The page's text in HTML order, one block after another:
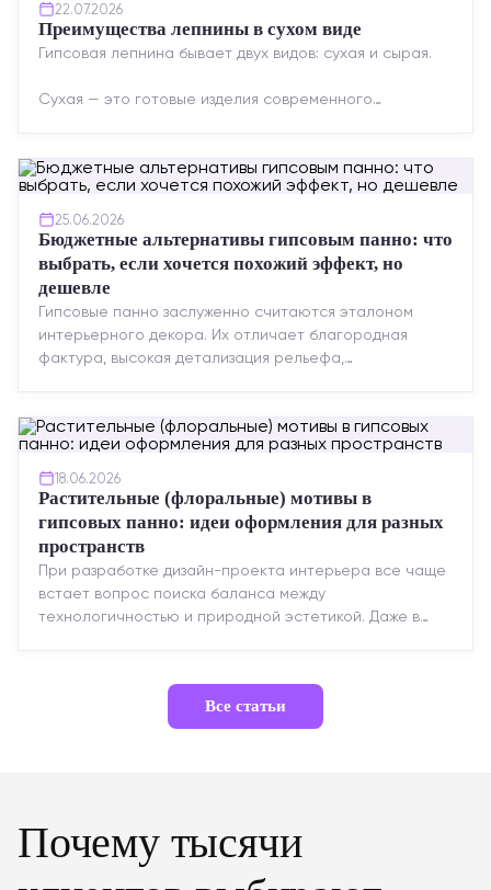
22.07.2026
Преимущества лепнины в сухом виде
Гипсовая лепнина бывает двух видов: сухая и сырая.
Сухая — это готовые изделия современного
25.06.2026
Бюджетные альтернативы гипсовым панно: что
выбрать, если хочется похожий эффект, но
дешевле
Гипсовые панно заслуженно считаются эталоном
интерьерного декора. Их отличает благородная
фактура, высокая детализация рельефа,
18.06.2026
Растительные (флоральные) мотивы в
гипсовых панно: идеи оформления для разных
пространств
При разработке дизайн-проекта интерьера все чаще
встает вопрос поиска баланса между
технологичностью и природной эстетикой. Даже в
Все статьи
Почему тысячи